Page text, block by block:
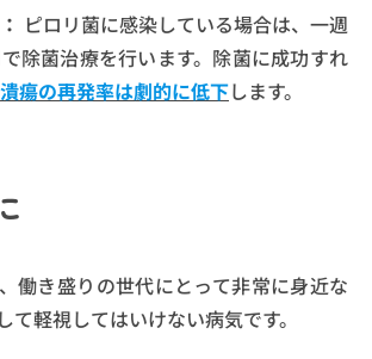
ピロリ菌に感染している場合は、一週
除菌治療を行います。除菌に成功すれ
瘍の再発率は劇的に低下します。
働き盛りの世代にとって非常に身近な
て軽視してはいけない病気です。